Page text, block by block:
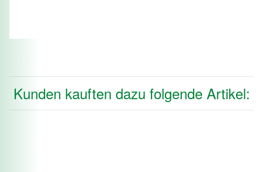
Kunden kauften dazu folgende Artikel: